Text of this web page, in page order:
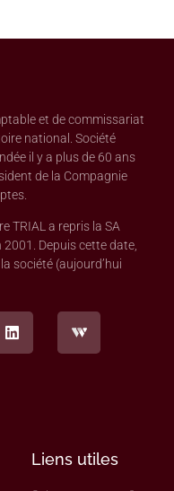
et de commissariat
national. Société
il y a plus de 60 ans
de la Compagnie
TRIAL a repris la SA
2001. Depuis cette date,
société (aujourd’hui
Liens utiles